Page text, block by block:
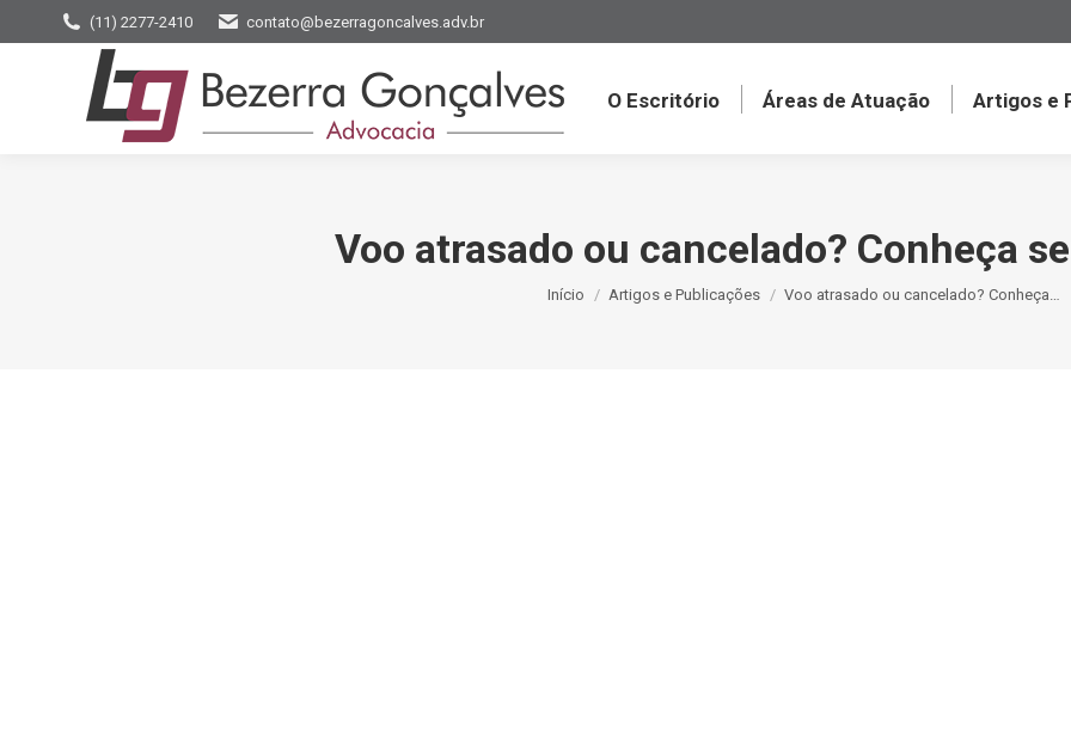
(11) 2277-2410 contato@bezerragoncalves.adv.br
O Escritório Áreas de Atuação Artigos e
Voo atrasado ou cancelado? Conheça
Você está aqui:
Início Artigos e Publicações Voo atrasado ou cancelado? Conheça…